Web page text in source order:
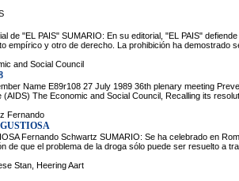
de "EL PAIS" SUMARIO: En su editorial, "EL PAIS"
empírico y otro de derecho. La prohibición ha demostrado
and Social Council
Name E89r108 27 July 1989 36th plenary meeting
The Economic and Social Council, Recalling its
Fernando
Fernando Schwartz SUMARIO: Se ha celebrado en
de que el problema de la droga sólo puede ser resuelto a
Stan, Heering Aart